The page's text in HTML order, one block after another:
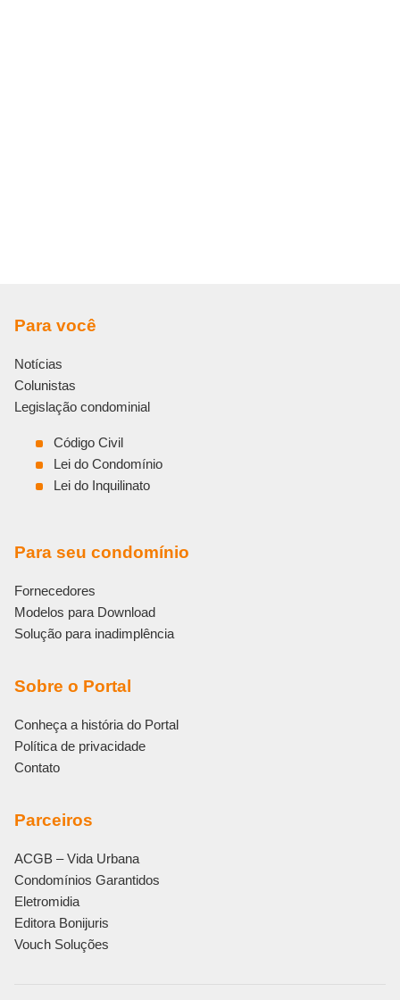
Para você
Notícias
Colunistas
Legislação condominial
Código Civil
Lei do Condomínio
Lei do Inquilinato
Para seu condomínio
Fornecedores
Modelos para Download
Solução para inadimplência
Sobre o Portal
Conheça a história do Portal
Política de privacidade
Contato
Parceiros
ACGB – Vida Urbana
Condomínios Garantidos
Eletromidia
Editora Bonijuris
Vouch Soluções